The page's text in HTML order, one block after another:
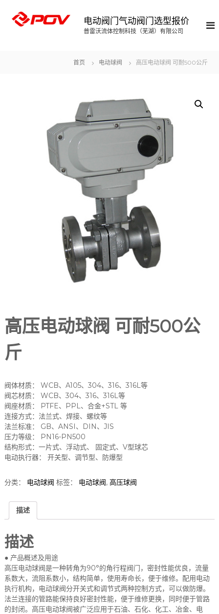
电动阀门气动阀门选型报价
普雷沃流体控制科技（芜湖）有限公司
首页 电动球阀 高压电动球阀 可耐500公斤
高压电动球阀 可耐500公
斤
阀体材质： WCB、A105、304、316、316L等
阀芯材质： WCB、304、316、316L等
阀座材质： PTFE、PPL、合金+STL 等
连接方式：法兰式、焊接、螺纹等
法兰标准： GB、ANSI、DIN、JIS
压力等级： PN16-PN500
结构形式：一片式、浮动式、 固定式、V型球芯
电动执行器： 开关型、调节型、防爆型
分类： 电动球阀 标签： 电动球阀, 高压球阀
描述
描述
● 产品概述及用途
高压电动球阀是一种转角为90°的角行程阀门，密封性能优良，流量
系数大，流阻系数小，结构简单，使用寿命长，便于维修。配用电动
执行机构，电动球阀分开关式和调节式两种控制方式，可以做防爆。
法兰连接的管路能保持良好密封性能，便于维修更换，同时便于管路
的封闭。高压电动球阀被广泛应用于石油、石化、化工、冶金、电